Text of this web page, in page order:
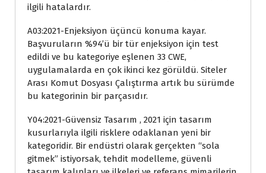
ilgili hatalardır.
A03:2021-Enjeksiyon üçüncü konuma kayar.
Başvuruların %94’ü bir tür enjeksiyon için test
edildi ve bu kategoriye eşlenen 33 CWE,
uygulamalarda en çok ikinci kez görüldü. Siteler
Arası Komut Dosyası Çalıştırma artık bu sürümde
bu kategorinin bir parçasıdır.
Y04:2021-Güvensiz Tasarım , 2021 için tasarım
kusurlarıyla ilgili risklere odaklanan yeni bir
kategoridir. Bir endüstri olarak gerçekten “sola
gitmek” istiyorsak, tehdit modelleme, güvenli